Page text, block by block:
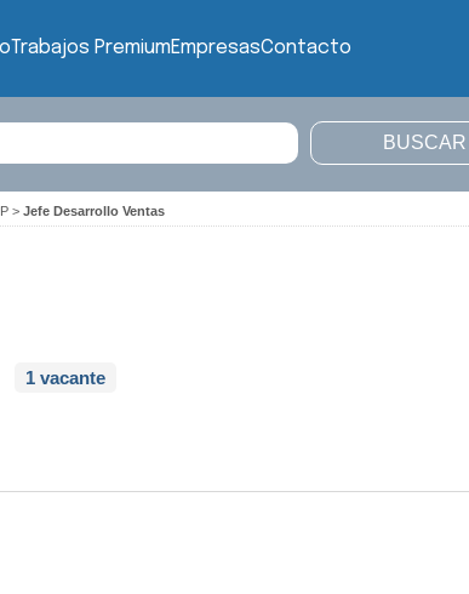
Trabajos PremiumEmpresasContacto
> Jefe Desarrollo Ventas
1 vacante